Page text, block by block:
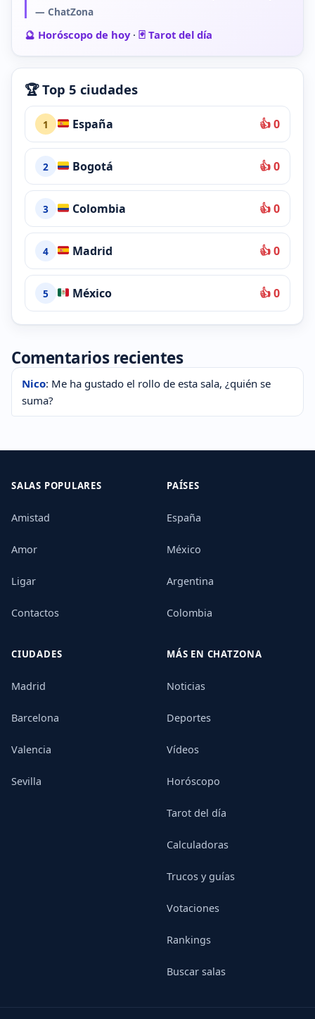
— ChatZona
🔮 Horóscopo de hoy· 🃏 Tarot del día
🏆 Top 5 ciudades
1 España 👍 0
2 Bogotá 👍 0
3 Colombia 👍 0
4 Madrid 👍 0
5 México 👍 0
Comentarios recientes
Nico: Me ha gustado el rollo de esta sala, ¿quién se
suma?
SALAS POPULARES
Amistad
Amor
Ligar
Contactos
PAÍSES
España
México
Argentina
Colombia
CIUDADES
Madrid
Barcelona
Valencia
Sevilla
MÁS EN CHATZONA
Noticias
Deportes
Vídeos
Horóscopo
Tarot del día
Calculadoras
Trucos y guías
Votaciones
Rankings
Buscar salas